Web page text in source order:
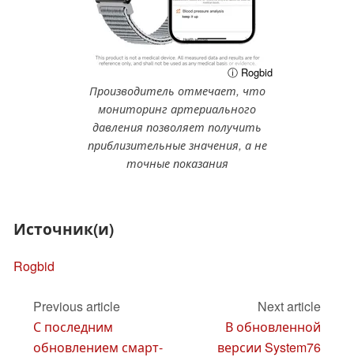
ⓘ Rogbid
Производитель отмечает, что
мониторинг артериального
давления позволяет получить
приблизительные значения, а не
точные показания
Источник(и)
Rogbid
Previous article
С последним
обновлением смарт-
Next article
В обновленной
версии System76